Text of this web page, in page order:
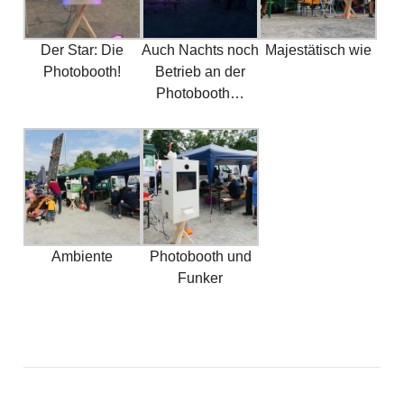
Der Star: Die
Photobooth!
Auch Nachts noch
Betrieb an der
Photobooth…
Majestätisch wie
Ambiente
Photobooth und
Funker